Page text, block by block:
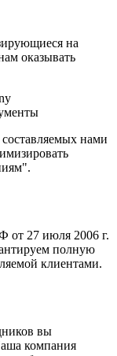
на
оказывать
нами
от 27 июля 2006 г.
полную
клиентами.
вы
компания